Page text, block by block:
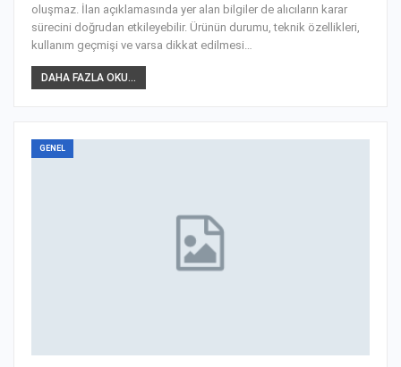
oluşmaz. İlan açıklamasında yer alan bilgiler de alıcıların karar
sürecini doğrudan etkileyebilir. Ürünün durumu, teknik özellikleri,
kullanım geçmişi ve varsa dikkat edilmesi…
DAHA FAZLA OKU...
GENEL